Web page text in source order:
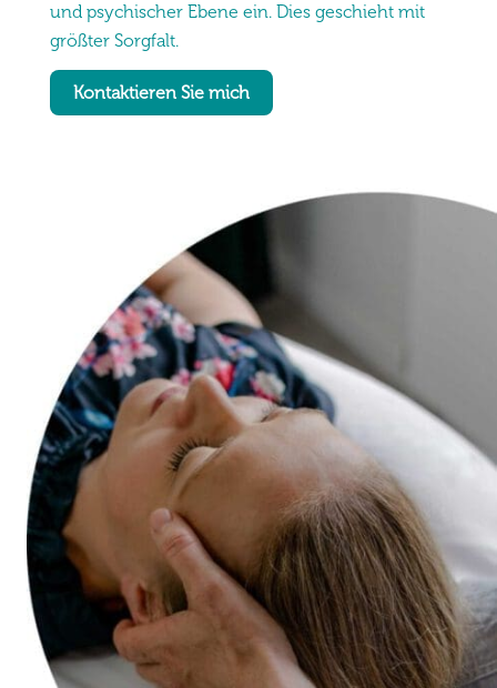
und psychischer Ebene ein. Dies geschieht mit
größter Sorgfalt.
Kontaktieren Sie mich